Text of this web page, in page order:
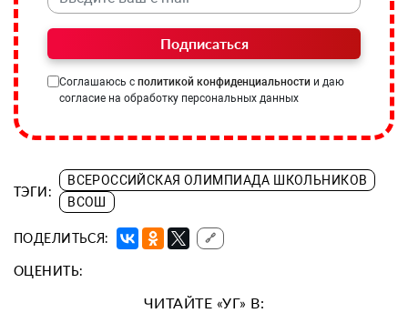
Подписаться
Соглашаюсь с политикой конфиденциальности и даю
согласие на обработку персональных данных
ТЭГИ:
ВСЕРОССИЙСКАЯ ОЛИМПИАДА ШКОЛЬНИКОВ
ВСОШ
ПОДЕЛИТЬСЯ: 🔗
ОЦЕНИТЬ:
ЧИТАЙТЕ «УГ» В: